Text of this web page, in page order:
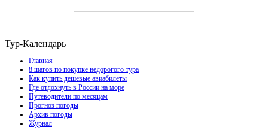
Тур-Календарь
Главная
8 шагов по покупке недорогого тура
Как купить дешевые авиабилеты
Где отдохнуть в России на море
Путеводители по месяцам
Прогноз погоды
Архив погоды
Журнал